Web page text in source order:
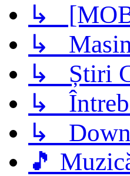
↳
↳
↳ Știri
↳
↳
🎵